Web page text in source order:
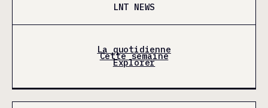
LNT NEWS
La quotidienne
Cette semaine
Explorer